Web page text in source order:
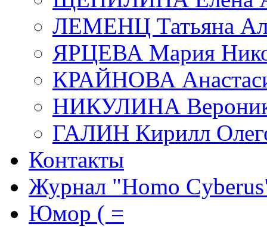
ЛЕМЕНЦ Татьяна
ЯРЦЕВА Мария
КРАЙНОВА
НИКУЛИНА
ГАЛИН Кирилл
Контакты
Журнал "Homo
Юмор ( =